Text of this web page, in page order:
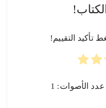
تأكيد التقييم!
1